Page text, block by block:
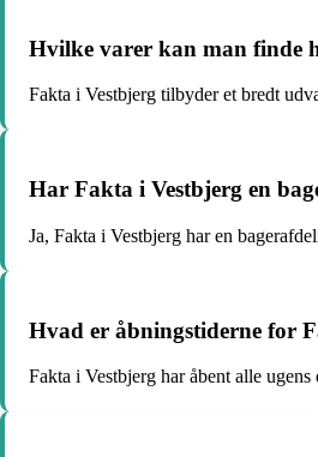
Hvilke varer kan man finde
Fakta i Vestbjerg tilbyder et bredt
Har Fakta i Vestbjerg en
Ja, Fakta i Vestbjerg har en
Hvad er åbningstiderne for
Fakta i Vestbjerg har åbent alle